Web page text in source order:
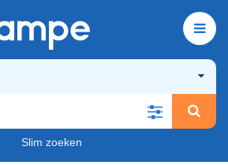
Slim zoeken